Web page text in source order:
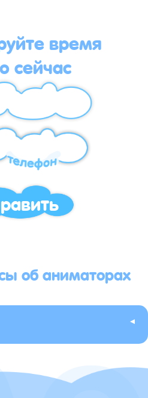
время
сейчас
об аниматорах
▸